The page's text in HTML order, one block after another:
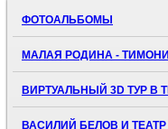
ФОТОАЛЬБОМЫ
МАЛАЯ РОДИНА -
ВИРТУАЛЬНЫЙ 3D ТУР В
ВАСИЛИЙ БЕЛОВ И ТЕАТР